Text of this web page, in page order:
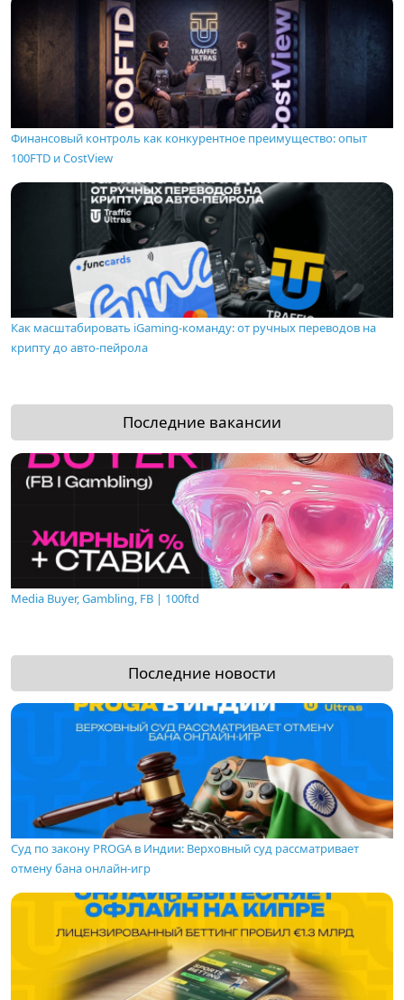
Финансовый контроль как конкурентное преимущество: опыт
100FTD и CostView
Как масштабировать iGaming-команду: от ручных переводов на
крипту до авто-пейрола
Последние вакансии
Media Buyer, Gambling, FB | 100ftd
Последние новости
Суд по закону PROGA в Индии: Верховный суд рассматривает
отмену бана онлайн-игр